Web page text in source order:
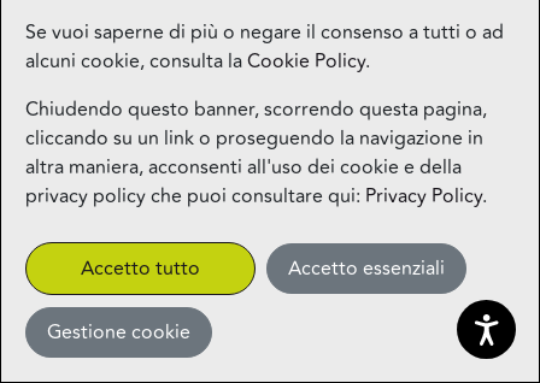
Mila Beauty Lounge
Piano terra
Milos – Greek Food – Coming
Soon
1° piano
CLICK&COLLECT
Miniso
Se vuoi saperne di più o negare il consenso a tutti o ad
alcuni cookie, consulta laCookie Policy.
Chiudendo questo banner, scorrendo questa pagina,
cliccando su un link o proseguendo la navigazione in
altra maniera, acconsenti all'uso dei cookie e della
privacy policy che puoi consultare qui: Privacy Policy.
Accetto tutto Accetto essenziali
Gestione cookie